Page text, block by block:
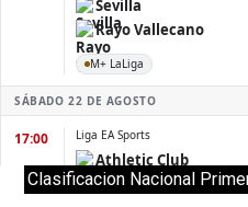
Clasificacion Nacional